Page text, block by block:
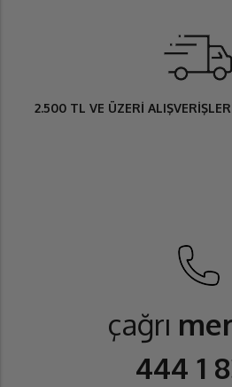
2.500 TL VE ÜZERİ
çağrı
444 1